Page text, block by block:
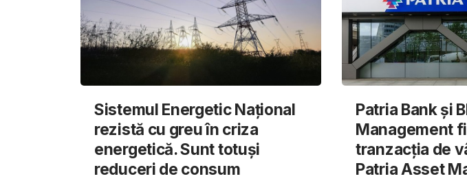
Sistemul Energetic Național
rezistă cu greu în criza
energetică. Sunt totuși
reduceri de consum
Patria Bank și
Management
tranzacția de
Patria Asset